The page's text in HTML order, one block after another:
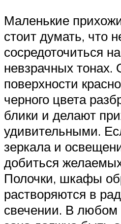
Маленькие
стоит думать, что
сосредоточиться
невзрачных
поверхности
черного цвета
блики и делают
удивительными.
зеркала и
добиться
Полочки, шкафы
растворяются в
свечении. В любом